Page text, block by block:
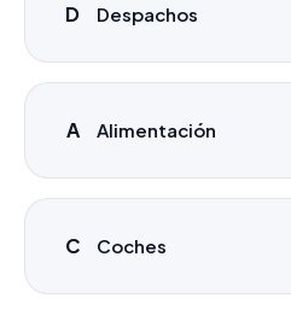
D Despachos
A Alimentación
C Coches